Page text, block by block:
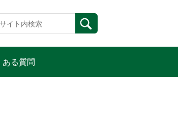
ある質問